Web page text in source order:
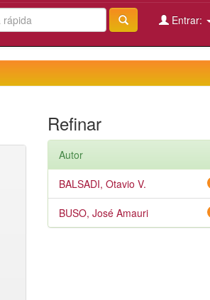
Entrar:
Refinar
Autor
BALSADI, Otavio V.
BUSO, José Amauri